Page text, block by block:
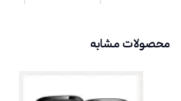
محصولات مشابه